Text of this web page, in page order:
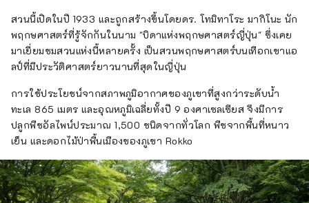
สวนนี้เปิดในปี 1933 และถูกสร้างขึ้นโดยดร. โทมิทาโระ มากิโนะ นัก
พฤกษศาสตร์ที่รู้จักกันในนาม "บิดาแห่งพฤกษศาสตร์ญี่ปุ่น" ซึ่งเคย
มาเยี่ยมชมสวนแห่งนี้หลายครั้ง เป็นสวนพฤกษศาสตร์บนเทือกเขาแอ
ลป์ที่มีประวัติศาสตร์ยาวนานที่สุดในญี่ปุ่น
การใช้ประโยชน์จากสภาพภูมิอากาศของภูเขาที่สูงกว่าระดับน้ำ
ทะเล 865 เมตร และอุณหภูมิเฉลี่ยทั้งปี 9 องศาเซลเซียส จึงมีการ
ปลูกพืชอัลไพน์ประมาณ 1,500 ชนิดจากทั่วโลก พืชจากพื้นที่หนาว
เย็น และดอกไม้ป่าพื้นเมืองของภูเขา Rokko